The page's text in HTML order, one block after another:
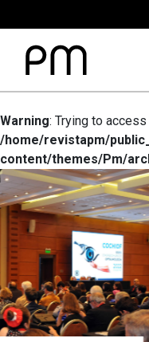
Warning: Trying to
/home/revistapm/
content/themes/Pm/